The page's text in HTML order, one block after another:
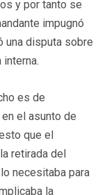
y por tanto se
impugnó
disputa sobre
es de
el asunto de
que el
retirada del
necesitaba para
la